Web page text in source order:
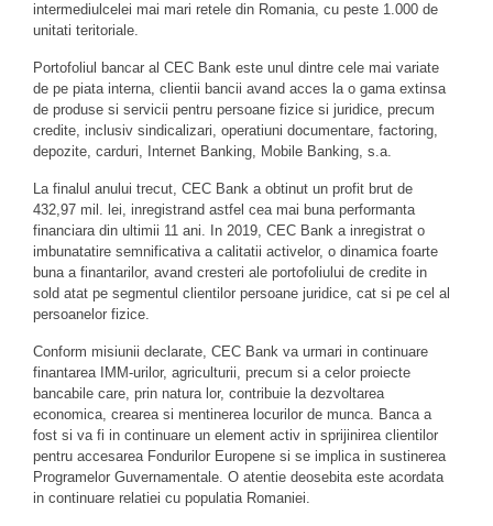
intermediulcelei mai mari retele din Romania, cu peste 1.000 de
unitati teritoriale.
Portofoliul bancar al CEC Bank este unul dintre cele mai variate
de pe piata interna, clientii bancii avand acces la o gama extinsa
de produse si servicii pentru persoane fizice si juridice, precum
credite, inclusiv sindicalizari, operatiuni documentare, factoring,
depozite, carduri, Internet Banking, Mobile Banking, s.a.
La finalul anului trecut, CEC Bank a obtinut un profit brut de
432,97 mil. lei, inregistrand astfel cea mai buna performanta
financiara din ultimii 11 ani. In 2019, CEC Bank a inregistrat o
imbunatatire semnificativa a calitatii activelor, o dinamica foarte
buna a finantarilor, avand cresteri ale portofoliului de credite in
sold atat pe segmentul clientilor persoane juridice, cat si pe cel al
persoanelor fizice.
Conform misiunii declarate, CEC Bank va urmari in continuare
finantarea IMM-urilor, agriculturii, precum si a celor proiecte
bancabile care, prin natura lor, contribuie la dezvoltarea
economica, crearea si mentinerea locurilor de munca. Banca a
fost si va fi in continuare un element activ in sprijinirea clientilor
pentru accesarea Fondurilor Europene si se implica in sustinerea
Programelor Guvernamentale. O atentie deosebita este acordata
in continuare relatiei cu populatia Romaniei.